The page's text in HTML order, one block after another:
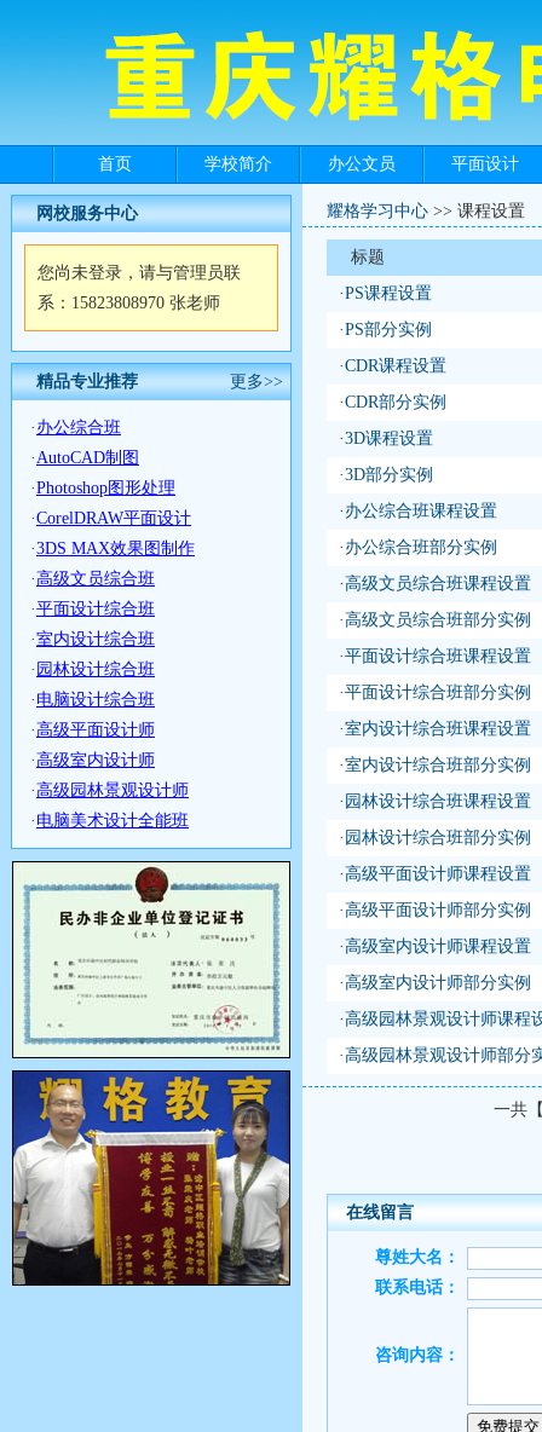
首页 学校简介 办公文员 平面设计
网校服务中心
您尚未登录，请与管理员联
系：15823808970 张老师
精品专业推荐 更多>>
· 办公综合班
·AutoCAD制图
·Photoshop图形处理
·CorelDRAW平面设计
·3DS MAX效果图制作
·高级文员综合班
·平面设计综合班
·室内设计综合班
· 园林设计综合班
· 电脑设计综合班
·高级平面设计师
·高级室内设计师
·高级园林景观设计师
· 电脑美术设计全能班
耀格学习中心 >> 课程设置
标题
·PS课程设置
·PS部分实例
·CDR课程设置
·CDR部分实例
·3D课程设置
·3D部分实例
· 办公综合班课程设置
· 办公综合班部分实例
·高级文员综合班课程设置
·高级文员综合班部分实例
·平面设计综合班课程设置
·平面设计综合班部分实例
·室内设计综合班课程设置
·室内设计综合班部分实例
· 园林设计综合班课程设置
· 园林设计综合班部分实例
·高级平面设计师课程设置
·高级平面设计师部分实例
·高级室内设计师课程设置
·高级室内设计师部分实例
·高级园林景观设计师课程
·高级园林景观设计师部分
一共